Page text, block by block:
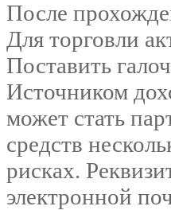
После
Для торговли
Поставить
Источником
может стать
средств
рисках.
электронной